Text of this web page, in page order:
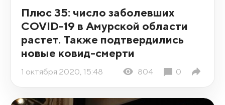
Плюс 35: число заболевших
COVID-19 в Амурской области
растет. Также подтвердились
новые ковид-смерти
1 октября 2020, 15:48 804 0